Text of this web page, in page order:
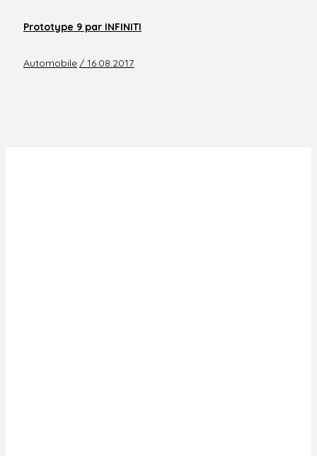
Prototype 9 par INFINITI
Automobile / 16.08.2017